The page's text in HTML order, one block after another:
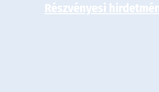
Részvényesi